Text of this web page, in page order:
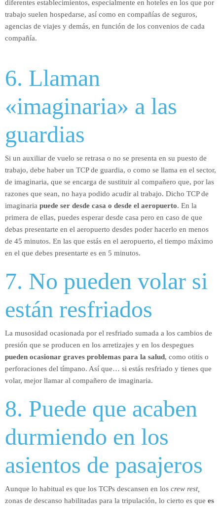
diferentes establecimientos, especialmente en hoteles en los que por
trabajo suelen hospedarse, así como en compañías de seguros,
agencias de viajes y demás, en función de los convenios de cada
compañía.
6. Llaman
«imaginaria» a las
guardias
Si un auxiliar de vuelo se retrasa o no se presenta en su puesto de
trabajo, debe haber un TCP de guardia, o como se llama en el sector,
de imaginaria, que se encarga de sustituir al compañero que, por las
razones que sean, no haya podido acudir al trabajo. Dicho TCP de
imaginaria puede ser desde casa o desde el aeropuerto. En la
primera de ellas, puedes esperar desde casa pero en caso de que
debas presentarte en el aeropuerto desdes poder hacerlo en menos
de 45 minutos. En las que estás en el aeropuerto, el tiempo máximo
en el que debes presentarte es en 5 minutos.
7. No pueden volar si
están resfriados
La musosidad ocasionada por el resfriado sumada a los cambios de
presión que se producen en los arretizajes y en los despegues
pueden ocasionar graves problemas para la salud, como otitis o
perforaciones del tímpano. Así que… si estás resfriado y tienes que
volar, mejor llamar al compañero de imaginaria.
8. Puede que acaben
durmiendo en los
asientos de pasajeros
Aunque lo habitual es que los TCPs descansen en los crew rest,
zonas de descanso habilitadas para la tripulación, lo cierto es que es